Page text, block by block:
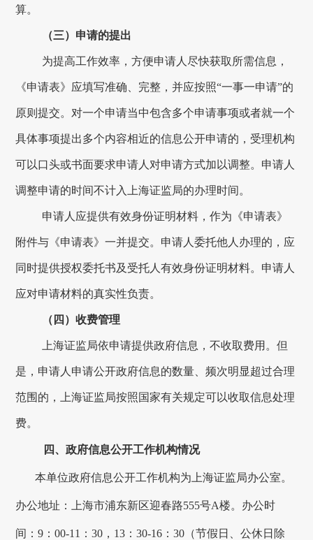
算。
（三）申请的提出
为提高工作效率，方便申请人尽快获取所需信息，
《申请表》应填写准确、完整，并应按照“一事一申请”的
原则提交。对一个申请当中包含多个申请事项或者就一个
具体事项提出多个内容相近的信息公开申请的，受理机构
可以口头或书面要求申请人对申请方式加以调整。申请人
调整申请的时间不计入上海证监局的办理时间。
申请人应提供有效身份证明材料，作为《申请表》
附件与《申请表》一并提交。申请人委托他人办理的，应
同时提供授权委托书及受托人有效身份证明材料。申请人
应对申请材料的真实性负责。
（四）收费管理
上海证监局依申请提供政府信息，不收取费用。但
是，申请人申请公开政府信息的数量、频次明显超过合理
范围的，上海证监局按照国家有关规定可以收取信息处理
费。
四、政府信息公开工作机构情况
本单位政府信息公开工作机构为 上海证监局办公室。
办公地址： 上海市浦东新区迎春路555号A楼。办公时
间：9 ：00-11 ：30 ， 13 ：30-16 ：30 （节假日、公休日除